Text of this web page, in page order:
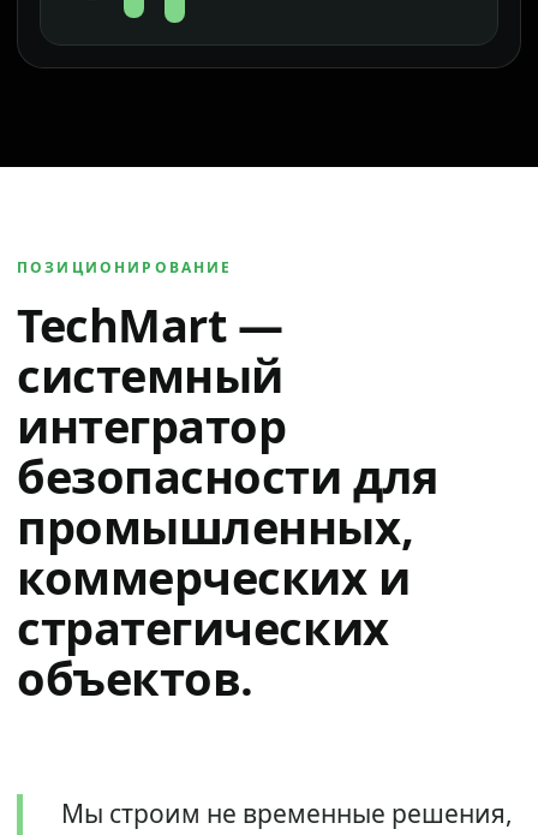
ПОЗИЦИОНИРОВАНИЕ
TechMart —
системный
интегратор
безопасности для
промышленных,
коммерческих и
стратегических
объектов.
Мы строим не временные решения,